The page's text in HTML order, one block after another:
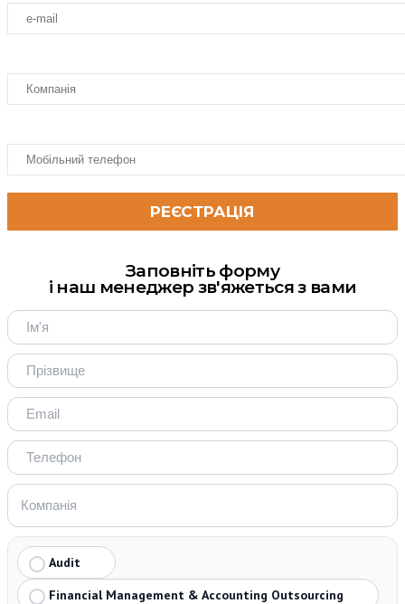
Заповніть форму
і наш менеджер зв'яжеться з вами
Audit
Financial Management & Accounting Outsourcing